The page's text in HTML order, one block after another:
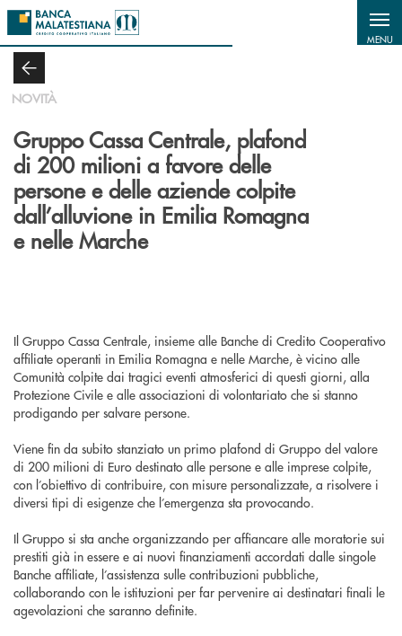
Salta al contenuto principale
MENU
NOVITÀ
Gruppo Cassa Centrale, plafond
di 200 milioni a favore delle
persone e delle aziende colpite
dall’alluvione in Emilia Romagna
e nelle Marche
Il Gruppo Cassa Centrale, insieme alle Banche di Credito Cooperativo
affiliate operanti in Emilia Romagna e nelle Marche, è vicino alle
Comunità colpite dai tragici eventi atmosferici di questi giorni, alla
Protezione Civile e alle associazioni di volontariato che si stanno
prodigando per salvare persone.
Viene fin da subito stanziato un primo plafond di Gruppo del valore
di 200 milioni di Euro destinato alle persone e alle imprese colpite,
con l’obiettivo di contribuire, con misure personalizzate, a risolvere i
diversi tipi di esigenze che l’emergenza sta provocando.
Il Gruppo si sta anche organizzando per affiancare alle moratorie sui
prestiti già in essere e ai nuovi finanziamenti accordati dalle singole
Banche affiliate, l’assistenza sulle contribuzioni pubbliche,
collaborando con le istituzioni per far pervenire ai destinatari finali le
agevolazioni che saranno definite.